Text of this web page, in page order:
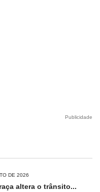
Publicidade
DE 2026
altera o trânsito...